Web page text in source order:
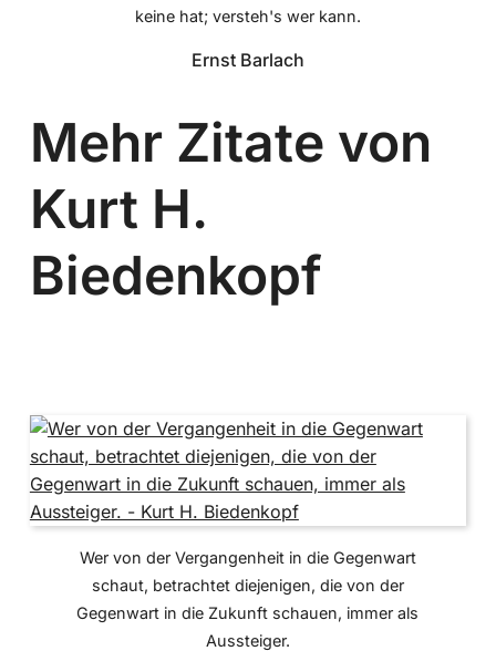
keine hat; versteh's wer kann.
Ernst Barlach
Mehr Zitate von
Kurt H.
Biedenkopf
Wer von der Vergangenheit in die Gegenwart
schaut, betrachtet diejenigen, die von der
Gegenwart in die Zukunft schauen, immer als
Aussteiger.